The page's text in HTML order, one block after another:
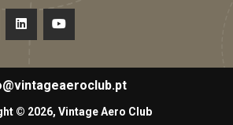
© 2026, Vintage Aero Club